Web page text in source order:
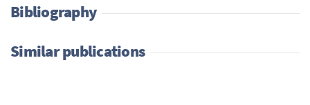
Bibliography
Similar publications